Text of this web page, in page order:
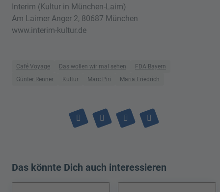
Interim (Kultur in München-Laim)
Am Laimer Anger 2, 80687 München
www.interim-kultur.de
Café Voyage Das wollen wir mal sehen
FDA Bayern
Günter Renner
Kultur Marc Piri Maria Friedrich
Das könnte Dich auch interessieren